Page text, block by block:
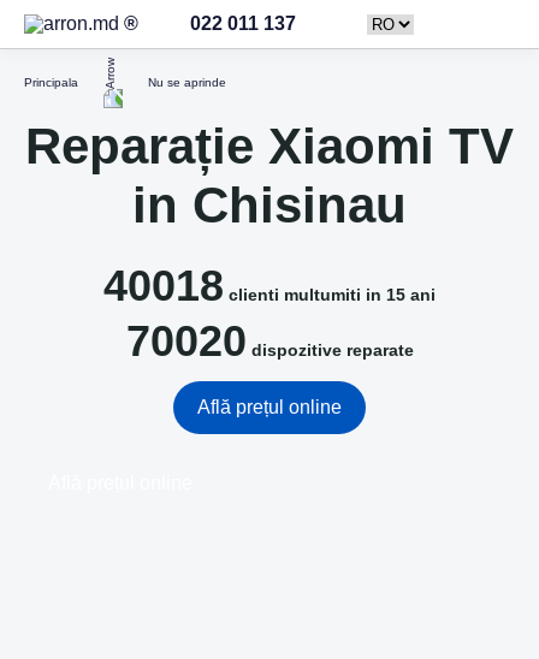
022 011 137
Principala Nu se aprinde
Reparație Xiaomi TV
in Chisinau
40018 clienti multumiti in 15 ani
70020 dispozitive reparate
Află prețul online